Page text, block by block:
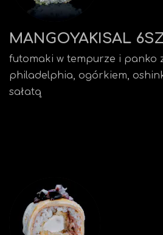
MANGOYAKISAL
futomaki w tempurze i panko
philadelphia, ogórkiem,
sałatą